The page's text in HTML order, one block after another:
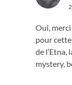
Oui,
pour
de l’Etna,
mystery,